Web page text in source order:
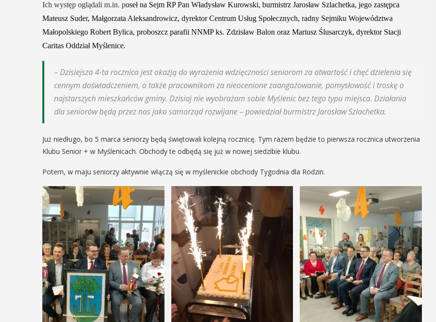
Ich występ oglądali m.in. poseł na Sejm RP Pan Władysław Kurowski, burmistrz Jarosław Szlachetka, jego zastępca
Mateusz Suder, Małgorzata Aleksandrowicz, dyrektor Centrum Usług Społecznych, radny Sejmiku Województwa
Małopolskiego Robert Bylica, proboszcz parafii NNMPks. Zdzisław Balon oraz Mariusz Ślusarczyk, dyrektor Stacji
Caritas Oddział Myślenice.
– Dzisiejsza 4-ta rocznica jest okazją do wyrażenia wdzięczności seniorom za otwartość i chęć dzielenia się
cennym doświadczeniem, a także pracownikom za nieocenione zaangażowanie, pomysłowość i troskę o
najstarszych mieszkańców gminy. Dzisiaj nie wyobrażam sobie Myślenic bez tego typu miejsca. Działania
dla seniorów będą przez nas jako samorząd rozwijane – powiedział burmistrz Jarosław Szlachetka.
Już niedługo, bo 5 marca seniorzy będą świętowali kolejną rocznicę. Tym razem będzie to pierwsza rocznica utworzenia
Klubu Senior + w Myślenicach. Obchody te odbędą się już w nowej siedzibie klubu.
Potem, w maju seniorzy aktywnie włączą się w myślenickie obchody Tygodnia dla Rodzin.
i
wakacji, czyli 29-30
odbędzie się
Turnieju Myślimira.
organizowane przez
SZCZEGÓŁY
Godności Osób z
Niepełnosprawnością
Niepełnosprawnością Intelektualną,
który przypada 5 maja, w Myślenicach
rozpoczną się tradycyjnie od Przejazdu
Godności. Organizatorom tego
POKAŻ SZCZEGÓŁY
tomu rocznika
„Małopolska.
małe ojczyny”
W środę 6 maja o godz. 17 w Miejskiej
Bibliotece Publicznej w Myślenicach
regionalizmy - małe ...
POKAŻ SZCZEGÓŁY